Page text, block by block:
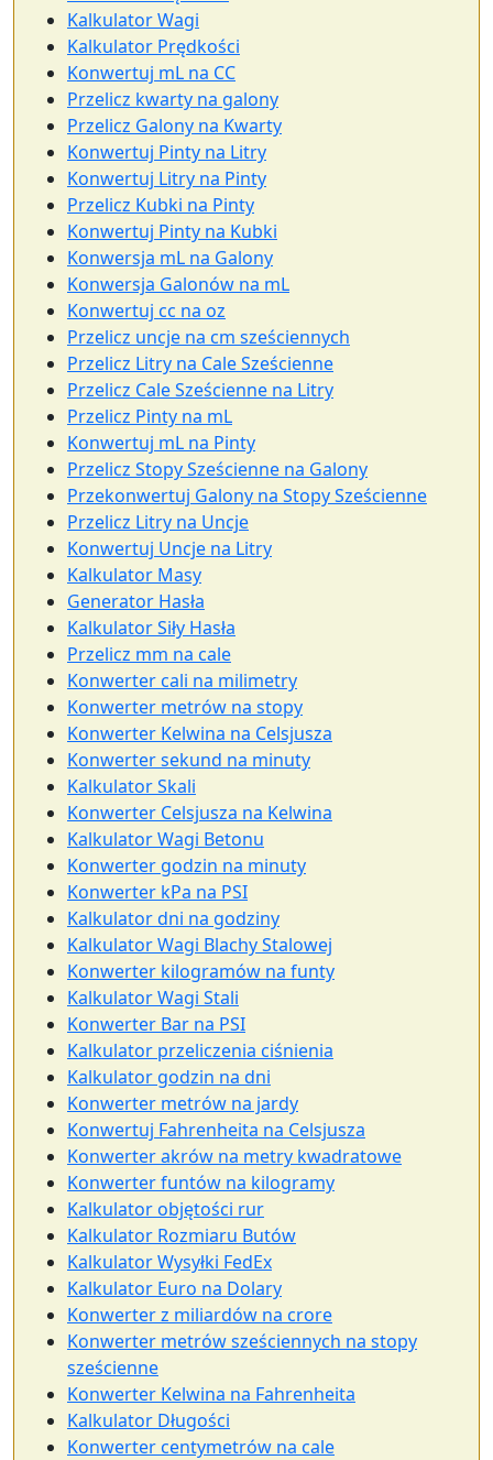
Kalkulator Wagi
Kalkulator Prędkości
Konwertuj mL na CC
Przelicz kwarty na galony
Przelicz Galony na Kwarty
Konwertuj Pinty na Litry
Konwertuj Litry na Pinty
Przelicz Kubki na Pinty
Konwertuj Pinty na Kubki
Konwersja mL na Galony
Konwersja Galonów na mL
Konwertuj cc na oz
Przelicz uncje na cm sześciennych
Przelicz Litry na Cale Sześcienne
Przelicz Cale Sześcienne na Litry
Przelicz Pinty na mL
Konwertuj mL na Pinty
Przelicz Stopy Sześcienne na Galony
Przekonwertuj Galony na Stopy Sześcienne
Przelicz Litry na Uncje
Konwertuj Uncje na Litry
Kalkulator Masy
Generator Hasła
Kalkulator Siły Hasła
Przelicz mm na cale
Konwerter cali na milimetry
Konwerter metrów na stopy
Konwerter Kelwina na Celsjusza
Konwerter sekund na minuty
Kalkulator Skali
Konwerter Celsjusza na Kelwina
Kalkulator Wagi Betonu
Konwerter godzin na minuty
Konwerter kPa na PSI
Kalkulator dni na godziny
Kalkulator Wagi Blachy Stalowej
Konwerter kilogramów na funty
Kalkulator Wagi Stali
Konwerter Bar na PSI
Kalkulator przeliczenia ciśnienia
Kalkulator godzin na dni
Konwerter metrów na jardy
Konwertuj Fahrenheita na Celsjusza
Konwerter akrów na metry kwadratowe
Konwerter funtów na kilogramy
Kalkulator objętości rur
Kalkulator Rozmiaru Butów
Kalkulator Wysyłki FedEx
Kalkulator Euro na Dolary
Konwerter z miliardów na crore
Konwerter metrów sześciennych na stopy
sześcienne
Konwerter Kelwina na Fahrenheita
Kalkulator Długości
Konwerter centymetrów na cale